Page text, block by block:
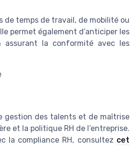
temps de travail, de mobilité ou
permet également d’anticiper les
assurant la conformité avec les
gestion des talents et de maîtrise
et la politique RH de l’entreprise.
la compliance RH, consultez cet